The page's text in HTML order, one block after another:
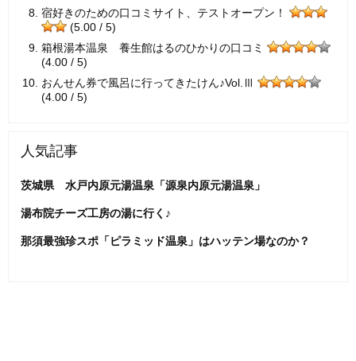
宿好きのための口コミサイト、テストオープン！
(5.00 / 5)
箱根湯本温泉 養生館はるのひかりの口コミ
(4.00 / 5)
おんせん券で風呂に行ってきたけん♪Vol.Ⅲ
(4.00 / 5)
人気記事
茨城県 水戸内原元湯温泉「源泉内原元湯温泉」
湯布院チーズ工房の湯に行く♪
那須最強珍スポ「ピラミッド温泉」はハッテン場なのか？